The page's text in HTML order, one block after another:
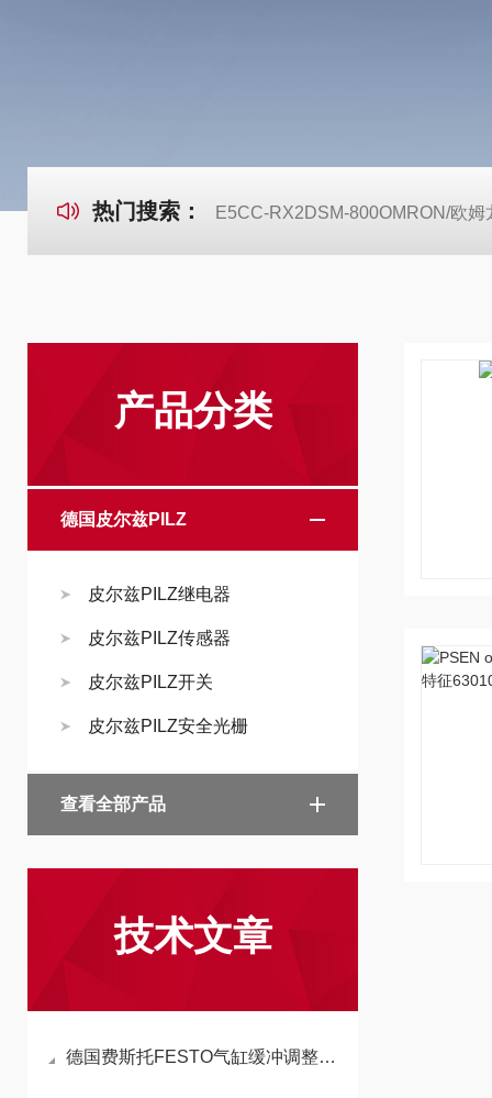
热门搜索： E5CC-RX2DSM-800OMRON/欧
产品分类
德国皮尔兹PILZ
皮尔兹PILZ继电器
皮尔兹PILZ传感器
皮尔兹PILZ开关
皮尔兹PILZ安全光栅
查看全部产品
技术文章
德国费斯托FESTO气缸缓冲调整螺丝的功能与调整方法